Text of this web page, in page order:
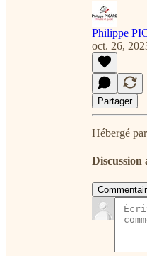
Philippe
oct. 26,
Partager
Hébergé
Discussion